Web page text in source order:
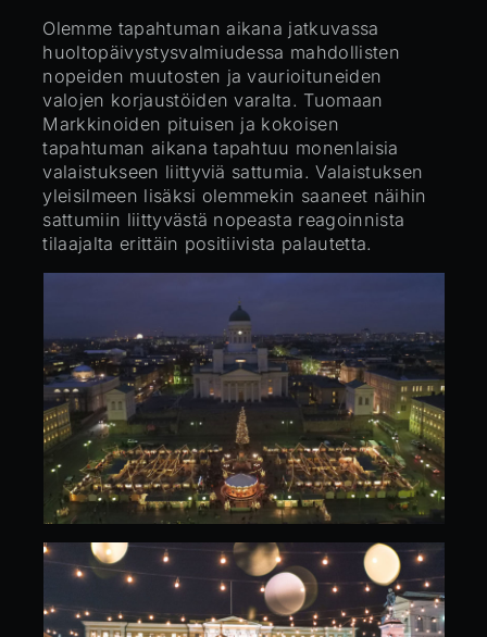
Olemme tapahtuman aikana jatkuvassa
huoltopäivystysvalmiudessa mahdollisten
nopeiden muutosten ja vaurioituneiden
valojen korjaustöiden varalta. Tuomaan
Markkinoiden pituisen ja kokoisen
tapahtuman aikana tapahtuu monenlaisia
valaistukseen liittyviä sattumia. Valaistuksen
yleisilmeen lisäksi olemmekin saaneet näihin
sattumiin liittyvästä nopeasta reagoinnista
tilaajalta erittäin positiivista palautetta.